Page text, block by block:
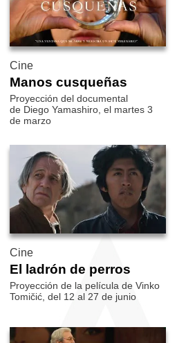
Cine
Manos cusqueñas
Proyección del documental
de Diego Yamashiro, el martes 3
de marzo
Cine
El ladrón de perros
Proyección de la película de Vinko
Tomičić, del 12 al 27 de junio